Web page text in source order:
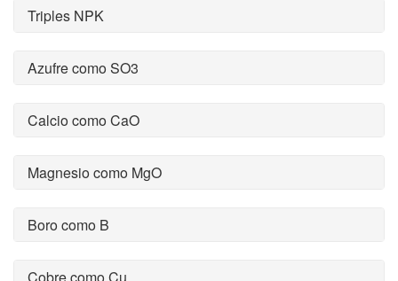
Triples NPK
Azufre como SO3
Calcio como CaO
Magnesio como MgO
Boro como B